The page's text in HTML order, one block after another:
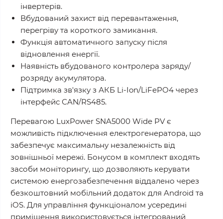
інвертерів.
Вбудований захист від перевантаження,
перегріву та короткого замикання.
Функція автоматичного запуску після
відновлення енергії.
Наявність вбудованого контролера заряду/
розряду акумулятора.
Підтримка зв'язку з АКБ Li-Ion/LiFePO4 через
інтерфейс СAN/RS485.
Перевагою LuxPower SNA5000 Wide PV є
можливість підключення електрогенератора, що
забезпечує максимальну незалежність від
зовнішньої мережі. Бонусом в комплект входять
засоби моніторингу, що дозволяють керувати
системою енергозабезпечення віддалено через
безкоштовний мобільний додаток для Android та
iOS. Для управління функціоналом усередині
приміщення використовується інтегрований